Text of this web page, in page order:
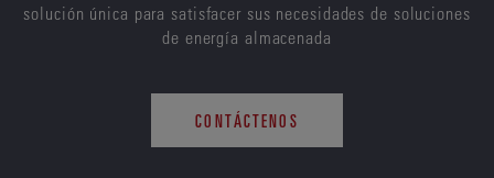
solución única para satisfacer sus necesidades de soluciones
de energía almacenada
CONTÁCTENOS